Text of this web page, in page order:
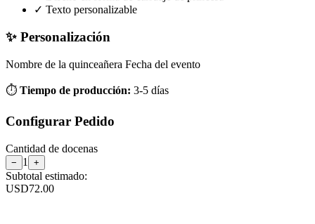
✓ Texto personalizable
✨ Personalización
Nombre de la quinceañera Fecha del evento
⏱️ Tiempo de producción: 3-5 días
Configurar Pedido
Cantidad de docenas
− 1 +
Subtotal estimado:
USD72.00